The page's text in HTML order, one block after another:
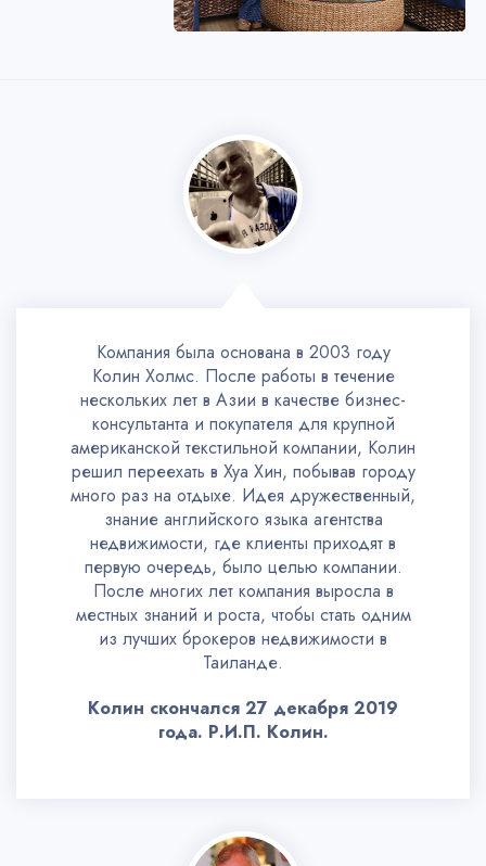
Компания была основана в 2003 году
Колин Холмс. После работы в течение
нескольких лет в Азии в качестве бизнес-
консультанта и покупателя для крупной
американской текстильной компании, Колин
решил переехать в Хуа Хин, побывав городу
много раз на отдыхе. Идея дружественный,
знание английского языка агентства
недвижимости, где клиенты приходят в
первую очередь, было целью компании.
После многих лет компания выросла в
местных знаний и роста, чтобы стать одним
из лучших брокеров недвижимости в
Таиланде.
Колин скончался 27 декабря 2019
года. Р.И.П. Колин.